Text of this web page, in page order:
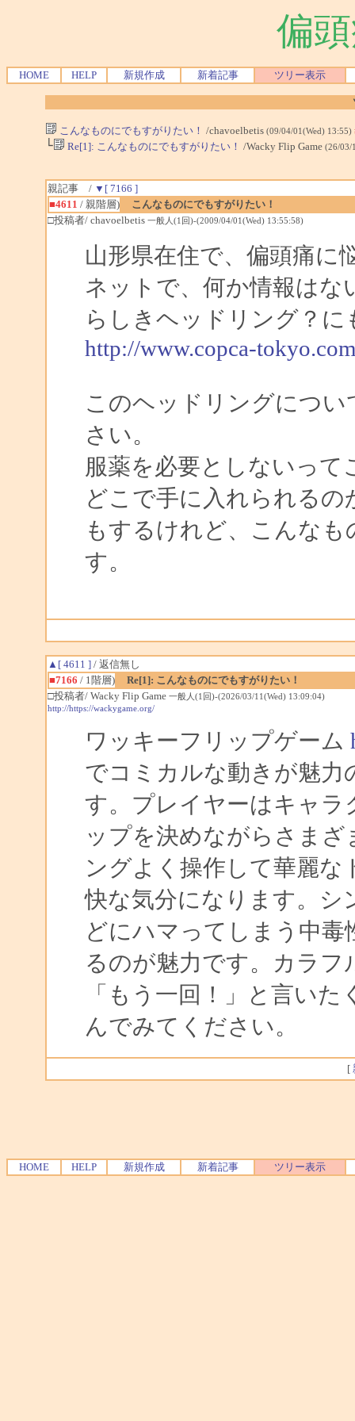
偏
HOME HELP 新規作成 新着記事 ツリー表示
こんなものにでもすがりたい！ /chavoelbetis (09/04/01(Wed) 13:55)
└ Re[1]: こんなものにでもすがりたい！ /Wacky Flip Game (26/03/
親記事 / ▼[ 7166 ]
■4611 / 親階層)
こんなものにでもすがりたい！
□投稿者/ chavoelbetis 一般人(1回)-(2009/04/01(Wed) 13:55:58)
山形県在住で、偏頭痛に
ネットで、何か情報はな
らしきヘッドリング？
http://www.copca-
このヘッドリングにつ
さい。
服薬を必要としないっ
どこで手に入れられる
もするけれど、こんな
す。
▲[ 4611 ]/ 返信無し
■7166 / 1階層)
Re[1]: こんなものにでもすがりたい！
□投稿者/ Wacky Flip Game 一般人(1回)-(2026/03/11(Wed) 13:09:04)
http://https://wackygame.org/
ワッキーフリップゲーム
でコミカルな動きが魅
す。プレイヤーはキャラ
ップを決めながらさま
ングよく操作して華麗
快な気分になります。シ
どにハマってしまう中
るのが魅力です。カラフ
「もう一回！」と言い
んでみてください。
[
HOME HELP 新規作成 新着記事 ツリー表示